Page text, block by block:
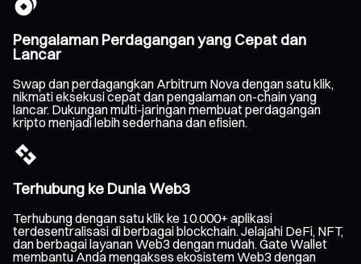
Pengalaman Perdagangan yang Cepat dan
Lancar
Swap dan perdagangkan Arbitrum Nova dengan satu klik,
nikmati eksekusi cepat dan pengalaman on-chain yang
lancar. Dukungan multi-jaringan membuat perdagangan
kripto menjadi lebih sederhana dan efisien.
Terhubung ke Dunia Web3
Terhubung dengan satu klik ke 10.000+ aplikasi
terdesentralisasi di berbagai blockchain. Jelajahi DeFi, NFT,
dan berbagai layanan Web3 dengan mudah. Gate Wallet
membantu Anda mengakses ekosistem Web3 dengan